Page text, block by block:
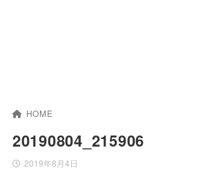
HOME
20190804_215906
2019年8月4日